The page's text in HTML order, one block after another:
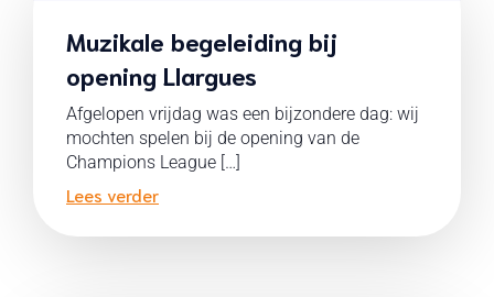
Muzikale begeleiding bij
opening Llargues
Afgelopen vrijdag was een bijzondere dag: wij
mochten spelen bij de opening van de
Champions League […]
Lees verder